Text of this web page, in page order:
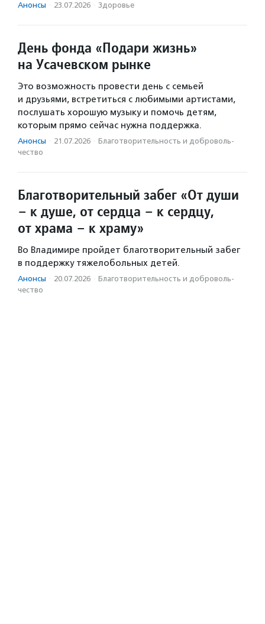
Анонсы · 23.07.2026 · Здоровье
День фонда «Подари жизнь»
на Усачевском рынке
Это возможность провести день с семьей
и друзьями, встретиться с любимыми артистами,
послушать хорошую музыку и помочь детям,
которым прямо сейчас нужна поддержка.
Анонсы · 21.07.2026 · Благотвори­тель­ность и доброволь­
чест­во
Благотворительный забег «От души
– к душе, от сердца – к сердцу,
от храма – к храму»
Во Владимире пройдет благотворительный забег
в поддержку тяжелобольных детей.
Анонсы · 20.07.2026 · Благотвори­тель­ность и доброволь­
чест­во